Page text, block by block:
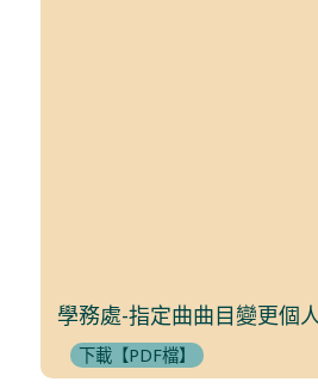
學務處-指定曲曲目變更個
下載【PDF檔】